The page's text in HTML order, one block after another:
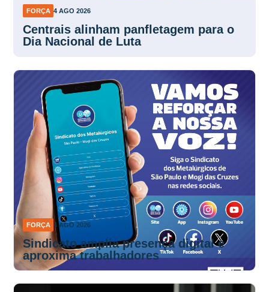
FORÇA 4 AGO 2026
Centrais alinham panfletagem para o
Dia Nacional de Luta
FORÇA 4 AGO 2026
Sindicato amplia presença digital e
aproxima trabalhadores